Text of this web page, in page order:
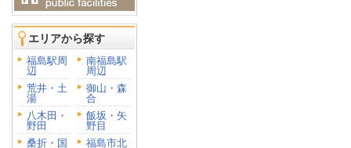
エリアから探す
福島駅周
辺
南福島駅
周辺
荒井・土
湯
御山・森
合
八木田・
野田
飯坂・矢
野目
桑折・国
福島市北